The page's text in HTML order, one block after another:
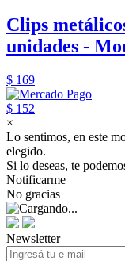
Clips
unidades -
$ 169
$ 152
×
Lo sentimos, en este
elegido.
Si lo deseas, te
Notificarme
No gracias
Newsletter